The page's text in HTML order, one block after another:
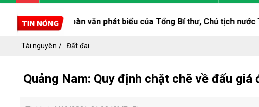
Toàn văn phát biểu của Tổng Bí thư, Chủ tịch nước Tô Lâm
Tài nguyên Đất đai
Quảng Nam: Quy định chặt chẽ về đấu giá